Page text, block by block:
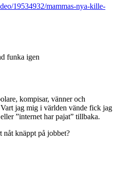
19534932/mammas-nya-kille-
funka igen
kompisar, vänner och
jag mig i världen vände fick jag
”internet har pajat” tillbaka.
knäppt på jobbet?